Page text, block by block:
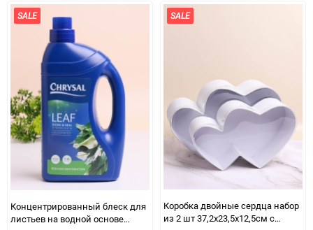
SALE
Концентрированный блеск для
листьев на водной основе
SALE
Коробка двойные сердца набор
из 2 шт 37,2x23,5x12,5см с